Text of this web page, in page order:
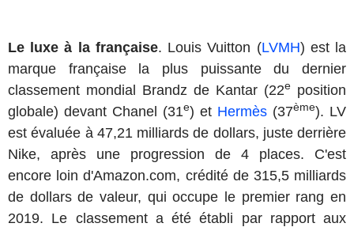
Le luxe à la française. Louis Vuitton (LVMH) est la
marque française la plus puissante du dernier
classement mondial Brandz de Kantar (22e position
globale) devant Chanel (31e) et Hermès (37ème). LV
est évaluée à 47,21 milliards de dollars, juste derrière
Nike, après une progression de 4 places. C'est
encore loin d'Amazon.com, crédité de 315,5 milliards
de dollars de valeur, qui occupe le premier rang en
2019. Le classement a été établi par rapport aux